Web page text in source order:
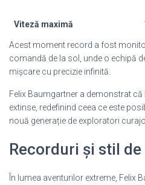
Viteză maximă
Acest moment record a fost
comandă de la sol, unde o echipă
mișcare cu precizie infinită.
Felix Baumgartner a demonstrat că
extinse, redefinind ceea ce este
nouă generație de exploratori
Recorduri și stil
În lumea aventurilor extreme, Felix